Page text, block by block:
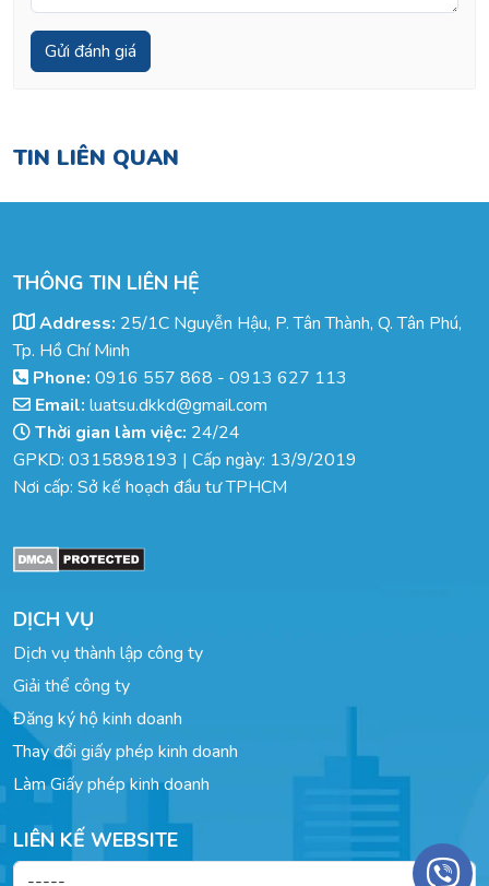
TIN LIÊN QUAN
THÔNG TIN LIÊN HỆ
Address: 25/1C Nguyễn Hậu, P. Tân Thành, Q. Tân Phú,
Tp. Hồ Chí Minh
Phone: 0916 557 868 - 0913 627 113
Email: luatsu.dkkd@gmail.com
Thời gian làm việc: 24/24
GPKD: 0315898193 | Cấp ngày: 13/9/2019
Nơi cấp: Sở kế hoạch đầu tư TPHCM
DỊCH VỤ
Dịch vụ thành lập công ty
Giải thể công ty
Đăng ký hộ kinh doanh
Thay đổi giấy phép kinh doanh
Làm Giấy phép kinh doanh
LIÊN KẾ WEBSITE